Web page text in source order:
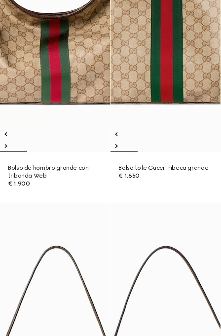
Bolso de hombro grande con
tribanda Web
€ 1.900
Bolso tote Gucci Tribeca grande
€ 1.650